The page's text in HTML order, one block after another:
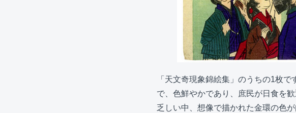
「天文奇現象錦絵集」のうちの1枚
で、色鮮やかであり、庶民が日食を
乏しい中、想像で描かれた金環の色